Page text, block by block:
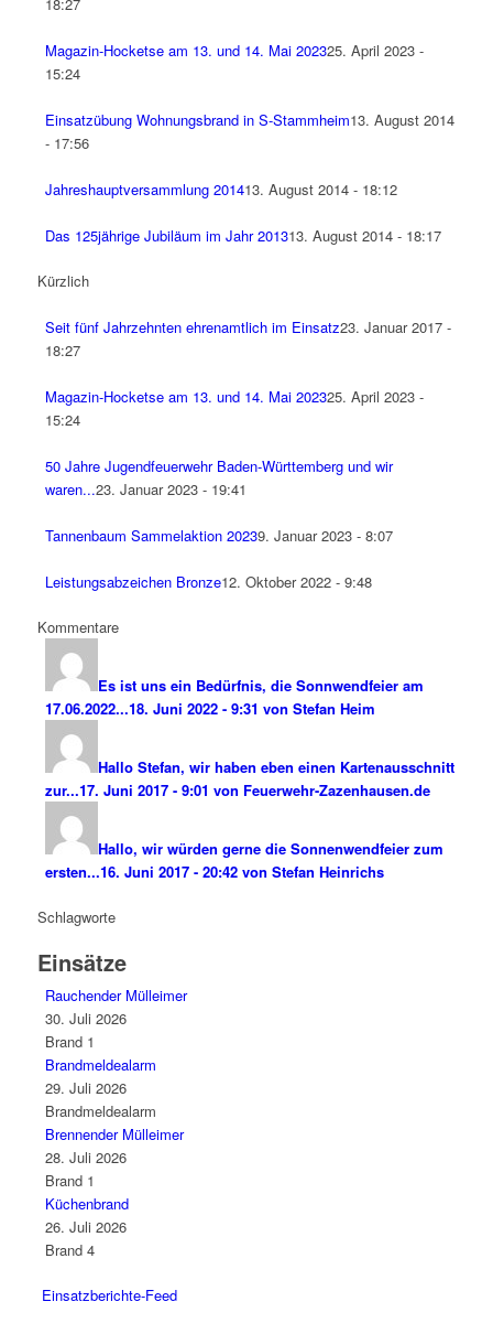
Magazin-Hocketse am 13. und 14. Mai 202325. April 2023 -
15:24
Einsatzübung Wohnungsbrand in S-Stammheim13. August 2014
- 17:56
Jahreshauptversammlung 201413. August 2014 - 18:12
Das 125jährige Jubiläum im Jahr 201313. August 2014 - 18:17
Kürzlich
Seit fünf Jahrzehnten ehrenamtlich im Einsatz23. Januar 2017 -
18:27
Magazin-Hocketse am 13. und 14. Mai 202325. April 2023 -
15:24
50 Jahre Jugendfeuerwehr Baden-Württemberg und wir
waren...23. Januar 2023 - 19:41
Tannenbaum Sammelaktion 20239. Januar 2023 - 8:07
Leistungsabzeichen Bronze12. Oktober 2022 - 9:48
Kommentare
Es ist uns ein Bedürfnis, die Sonnwendfeier am
17.06.2022...18. Juni 2022 - 9:31 von Stefan Heim
Hallo Stefan, wir haben eben einen Kartenausschnitt
zur...17. Juni 2017 - 9:01 von Feuerwehr-Zazenhausen.de
Hallo, wir würden gerne die Sonnenwendfeier zum
ersten...16. Juni 2017 - 20:42 von Stefan Heinrichs
Schlagworte
Einsätze
Rauchender Mülleimer
30. Juli 2026
Brand 1
Brandmeldealarm
29. Juli 2026
Brandmeldealarm
Brennender Mülleimer
28. Juli 2026
Brand 1
Küchenbrand
26. Juli 2026
Brand 4
Einsatzberichte-Feed